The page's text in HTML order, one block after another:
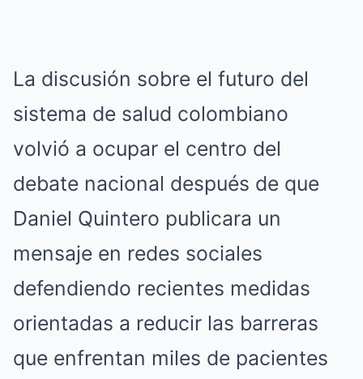
La discusión sobre el futuro del
sistema de salud colombiano
volvió a ocupar el centro del
debate nacional después de que
Daniel Quintero publicara un
mensaje en redes sociales
defendiendo recientes medidas
orientadas a reducir las barreras
que enfrentan miles de pacientes